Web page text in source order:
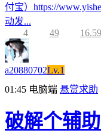
付宝）https://
动发...
4
49
a20880702Lv.1
01:45 电脑端 悬赏求助
破解个辅